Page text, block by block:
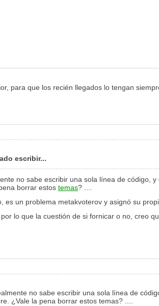
para que los recién llegados lo tengan
escribir...
no sabe escribir una sola línea de código,
borrar estos temas? ....
un problema metakvoterov y asignó su
lo que la cuestión de si fornicar o no, creo
no sabe escribir una sola línea de
¿Vale la pena borrar estos temas? ....